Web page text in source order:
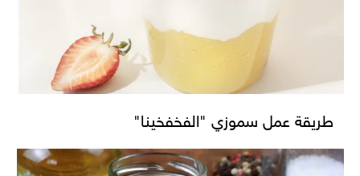
طريقة عمل سموزي "الفخفخينا"